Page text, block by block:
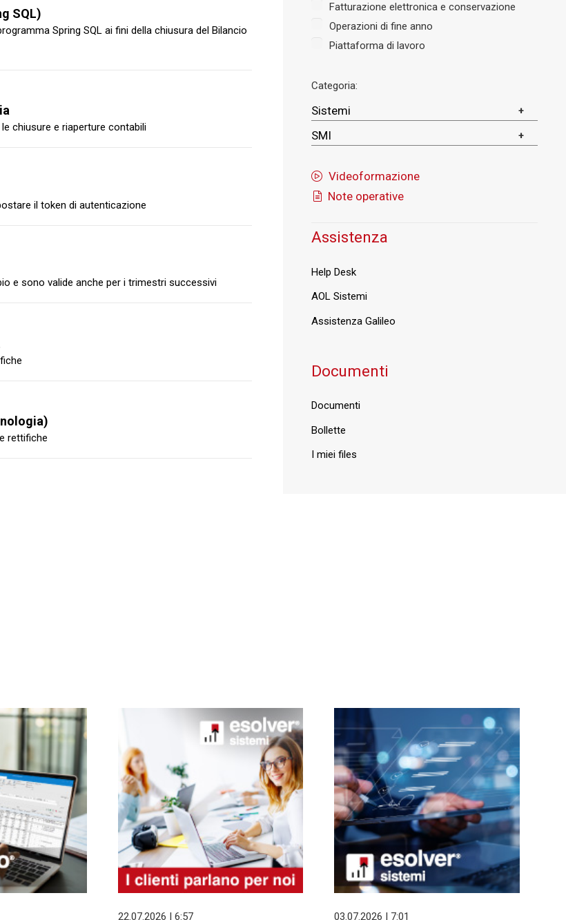
SQL)
Spring SQL ai fini della chiusura del Bilancio
chiusure e riaperture contabili
il token di autenticazione
e sono valide anche per i trimestri successivi
rettifiche
Fatturazione elettronica e conservazione
Operazioni di fine anno
Piattaforma di lavoro
Categoria:
Sistemi
SMI
Videoformazione
Note operative
Assistenza
Help Desk
AOL Sistemi
Assistenza Galileo
Documenti
Documenti
Bollette
I miei files
22.07.2026 | 6:57 03.07.2026 | 7:01